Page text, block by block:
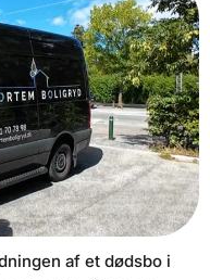
af et dødsbo i